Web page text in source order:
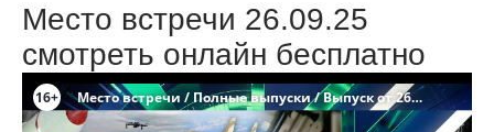
Место встречи 26.09.25
смотреть онлайн бесплатно